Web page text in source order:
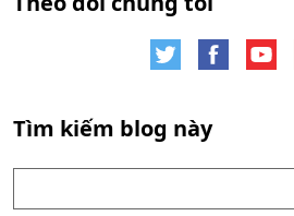
Tìm kiếm blog này